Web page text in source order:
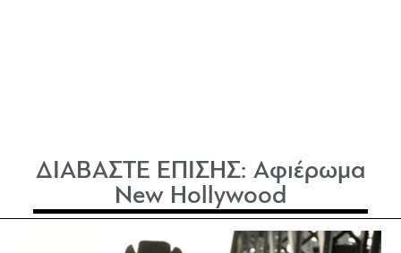
ΔΙΑΒΑΣΤΕ ΕΠΙΣΗΣ: Αφιέρωμα
New Hollywood